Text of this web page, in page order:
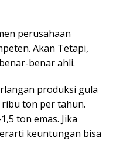
perusahaan
Akan Tetapi,
benar ahli.
produksi gula
ton per tahun.
ton emas. Jika
keuntungan bisa